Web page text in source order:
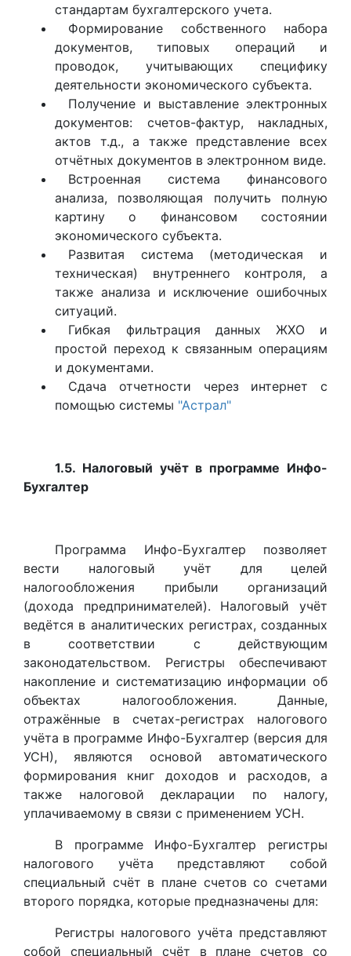
стандартам бухгалтерского учета.
Формирование собственного набора
документов, типовых операций и
проводок, учитывающих специфику
деятельности экономического субъекта.
Получение и выставление электронных
документов: счетов-фактур, накладных,
актов т.д., а также представление всех
отчётных документов в электронном виде.
Встроенная система финансового
анализа, позволяющая получить полную
картину о финансовом состоянии
экономического субъекта.
Развитая система (методическая и
техническая) внутреннего контроля, а
также анализа и исключение ошибочных
ситуаций.
Гибкая фильтрация данных ЖХО и
простой переход к связанным операциям
и документами.
Сдача отчетности через интернет с
помощью системы "Астрал"
1.5. Налоговый учёт в программе Инфо-
Бухгалтер
Программа Инфо-Бухгалтер позволяет
вести налоговый учёт для целей
налогообложения прибыли организаций
(дохода предпринимателей). Налоговый учёт
ведётся в аналитических регистрах, созданных
в соответствии с действующим
законодательством. Регистры обеспечивают
накопление и систематизацию информации об
объектах налогообложения. Данные,
отражённые в счетах-регистрах налогового
учёта в программе Инфо-Бухгалтер (версия для
УСН), являются основой автоматического
формирования книг доходов и расходов, а
также налоговой декларации по налогу,
уплачиваемому в связи с применением УСН.
В программе Инфо-Бухгалтер регистры
налогового учёта представляют собой
специальный счёт в плане счетов со счетами
второго порядка, которые предназначены для:
Регистры налогового учёта представляют
собой специальный счёт в плане счетов со